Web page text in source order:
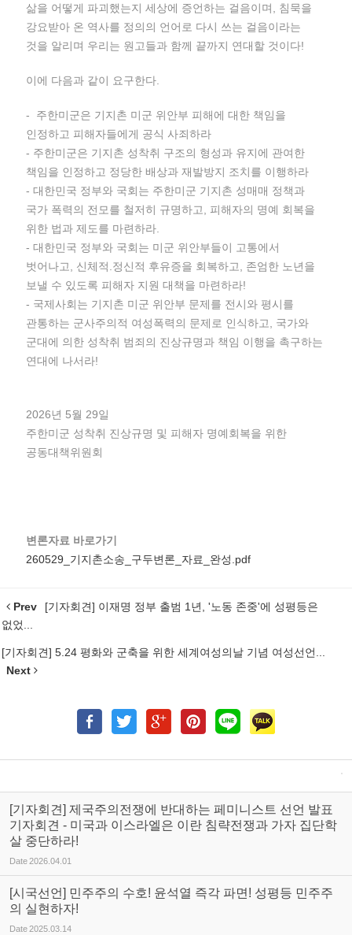
삶을 어떻게 파괴했는지 세상에 증언하는 걸음이며, 침묵을
강요받아 온 역사를 정의의 언어로 다시 쓰는 걸음이라는
것을 알리며 우리는 원고들과 함께 끝까지 연대할 것이다!
이에 다음과 같이 요구한다.
- 주한미군은 기지촌 미군 위안부 피해에 대한 책임을
인정하고 피해자들에게 공식 사죄하라
- 주한미군은 기지촌 성착취 구조의 형성과 유지에 관여한
책임을 인정하고 정당한 배상과 재발방지 조치를 이행하라
- 대한민국 정부와 국회는 주한미군 기지촌 성매매 정책과
국가 폭력의 전모를 철저히 규명하고, 피해자의 명예 회복을
위한 법과 제도를 마련하라.
- 대한민국 정부와 국회는 미군 위안부들이 고통에서
벗어나고, 신체적.정신적 후유증을 회복하고, 존엄한 노년을
보낼 수 있도록 피해자 지원 대책을 마련하라!
- 국제사회는 기지촌 미군 위안부 문제를 전시와 평시를
관통하는 군사주의적 여성폭력의 문제로 인식하고, 국가와
군대에 의한 성착취 범죄의 진상규명과 책임 이행을 촉구하는
연대에 나서라!
2026년 5월 29일
주한미군 성착취 진상규명 및 피해자 명예회복을 위한
공동대책위원회
변론자료 바로가기
260529_기지촌소송_구두변론_자료_완성.pdf
Prev
[기자회견] 이재명 정부 출범 1년, '노동 존중'에 성평등은
없었...
[기자회견] 5.24 평화와 군축을 위한 세계여성의날 기념 여성선언...
Next
[기자회견] 제국주의전쟁에 반대하는 페미니스트 선언 발표
기자회견 - 미국과 이스라엘은 이란 침략전쟁과 가자 집단학
살 중단하라!
Date2026.04.01
[시국선언] 민주주의 수호! 윤석열 즉각 파면! 성평등 민주주
의 실현하자!
Date2025.03.14